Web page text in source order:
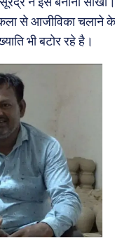
से आजीविका चलाने के
भी बटोर रहे है।